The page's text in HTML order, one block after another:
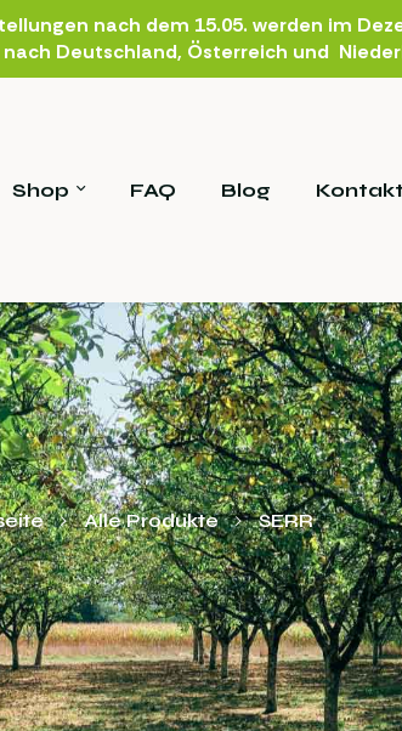
nach dem 15.05. werden im
nach Deutschland, Österreich und
Shop FAQ Blog Kontakt
Alle Produkte SERR